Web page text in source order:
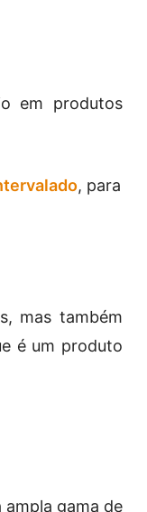
em produtos
, para
mas também
é um produto
gama de